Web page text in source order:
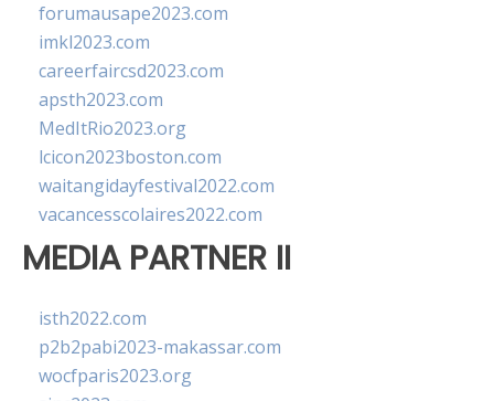
forumausape2023.com
imkl2023.com
careerfaircsd2023.com
apsth2023.com
MedItRio2023.org
lcicon2023boston.com
waitangidayfestival2022.com
vacancesscolaires2022.com
MEDIA PARTNER II
isth2022.com
p2b2pabi2023-makassar.com
wocfparis2023.org